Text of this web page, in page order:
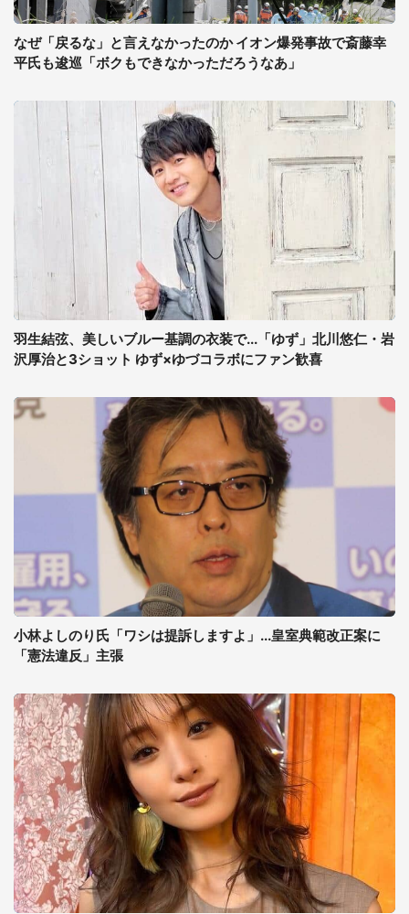
なぜ「戻るな」と言えなかったのか イオン爆発事故で斎藤幸
平氏も逡巡「ボクもできなかっただろうなあ」
羽生結弦、美しいブルー基調の衣装で...「ゆず」北川悠仁・岩
沢厚治と3ショット ゆず×ゆづコラボにファン歓喜
小林よしのり氏「ワシは提訴しますよ」...皇室典範改正案に
「憲法違反」主張